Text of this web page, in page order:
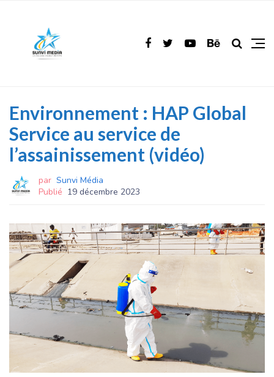
Environnement : HAP Global
Service au service de
l’assainissement (vidéo)
par Sunvi Média
Publié 19 décembre 2023